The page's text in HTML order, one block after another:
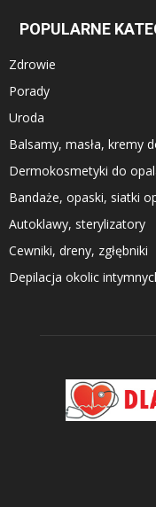
POPULARNE
Zdrowie
Porady
Uroda
Balsamy, masła, kremy
Dermokosmetyki do
Bandaże, opaski, siatki
Autoklawy, sterylizatory
Cewniki, dreny, zgłębniki
Depilacja okolic